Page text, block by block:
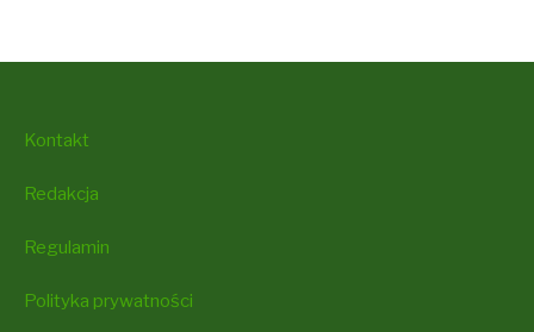
Kontakt
Redakcja
Regulamin
Polityka prywatności